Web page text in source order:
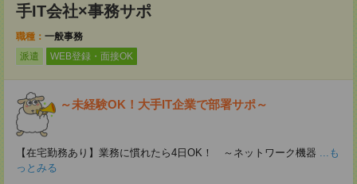
手IT会社×事務サポ
職種： 一般事務
派遣
WEB登録・面接OK
～未経験OK！大手IT企業で部署サポ～
【在宅勤務あり】業務に慣れたら4日OK！ ～ネットワーク機器 ...も
っとみる